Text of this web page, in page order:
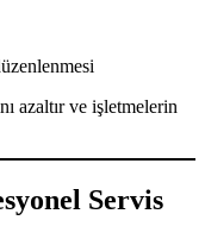
azaltır ve işletmelerin
Servis